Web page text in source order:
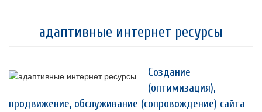
адаптивные интернет ресурсы
Создание
(оптимизация),
продвижение, обслуживание (сопровождение) сайта